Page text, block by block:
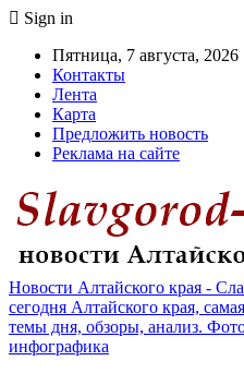
Sign in
Пятница, 7 августа, 2026
Контакты
Лента
Карта
Предложить новость
Реклама на сайте
Новости Алтайского края -
сегодня Алтайского края,
темы дня, обзоры, анализ.
инфографика